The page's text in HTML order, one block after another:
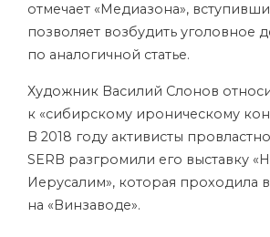
отмечает «Медиазона»,
позволяет возбудить уголовное
по аналогичной статье.
Художник Василий Слонов
к «сибирскому ироническому
В 2018 году активисты
SERB разгромили его выставку
Иерусалим», которая проходила
на «Винзаводе».